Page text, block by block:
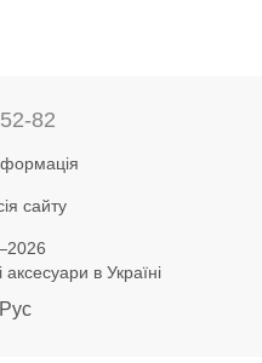
82
сайту
в Україні
Рус